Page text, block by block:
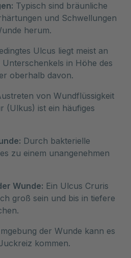
Typisch sind bräunliche
und Schwellungen
herum.
Ulcus liegt meist an
Unterschenkels in Höhe des
oberhalb davon.
von Wundflüssigkeit
(Ulkus) ist ein häufiges
Durch bakterielle
zu einem unangenehmen
Wunde: Ein Ulcus Cruris
groß sein und bis in tiefere
der Wunde kann es
kommen.